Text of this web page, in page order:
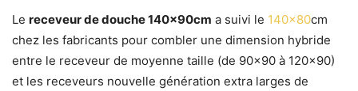
Le receveur de douche 140x90cm a suivi le 140×80cm
chez les fabricants pour combler une dimension hybride
entre le receveur de moyenne taille (de 90×90 à 120×90)
et les receveurs nouvelle génération extra larges de